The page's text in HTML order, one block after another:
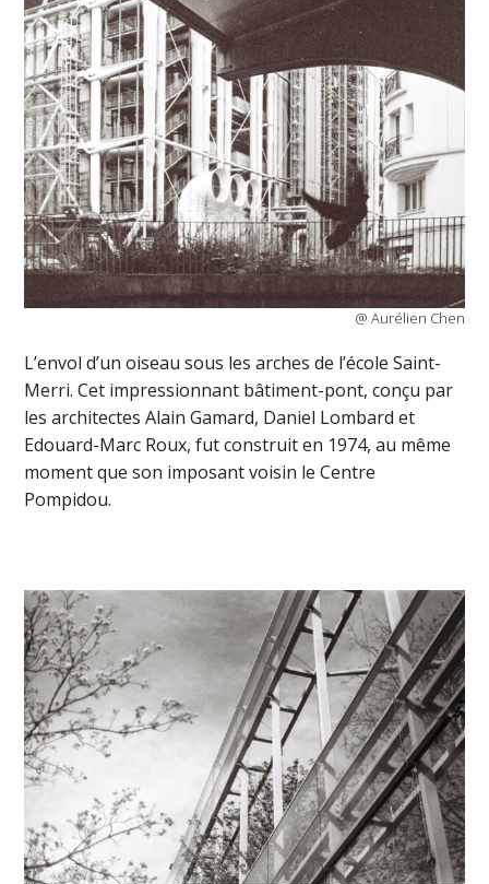
@ Aurélien Chen
L’envol d’un oiseau sous les arches de l’école Saint-
Merri. Cet impressionnant bâtiment-pont, conçu par
les architectes Alain Gamard, Daniel Lombard et
Edouard-Marc Roux, fut construit en 1974, au même
moment que son imposant voisin le Centre
Pompidou.